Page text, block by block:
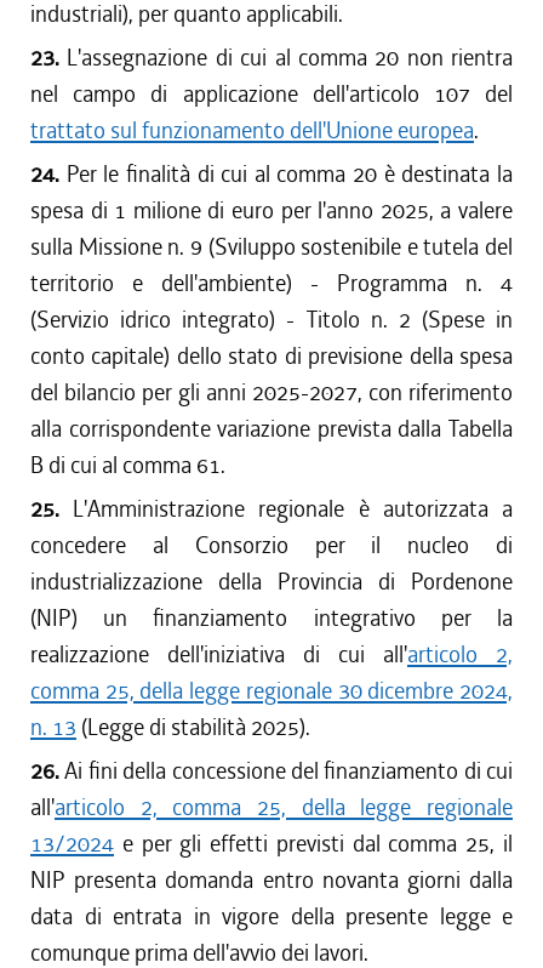
industriali), per quanto applicabili.
23. L'assegnazione di cui al comma 20 non rientra
nel campo di applicazione dell'articolo 107 del
trattato sul funzionamento dell'Unione europea.
24. Per le finalità di cui al comma 20 è destinata la
spesa di 1 milione di euro per l'anno 2025, a valere
sulla Missione n. 9 (Sviluppo sostenibile e tutela del
territorio e dell'ambiente) - Programma n. 4
(Servizio idrico integrato) - Titolo n. 2 (Spese in
conto capitale) dello stato di previsione della spesa
del bilancio per gli anni 2025-2027, con riferimento
alla corrispondente variazione prevista dalla Tabella
B di cui al comma 61.
25. L'Amministrazione regionale è autorizzata a
concedere al Consorzio per il nucleo di
industrializzazione della Provincia di Pordenone
(NIP) un finanziamento integrativo per la
realizzazione dell'iniziativa di cui all'articolo 2,
comma 25, della legge regionale 30 dicembre 2024,
n. 13 (Legge di stabilità 2025).
26.Ai fini della concessione del finanziamento di cui
all'articolo 2, comma 25, della legge regionale
13/2024 e per gli effetti previsti dal comma 25, il
NIP presenta domanda entro novanta giorni dalla
data di entrata in vigore della presente legge e
comunque prima dell'avvio dei lavori.